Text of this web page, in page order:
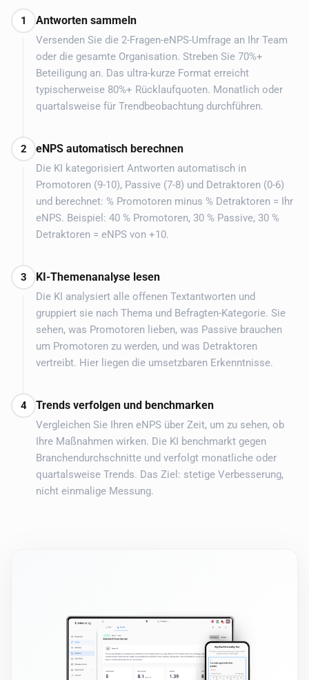
1 Antworten sammeln
Versenden Sie die 2-Fragen-eNPS-Umfrage an Ihr Team
oder die gesamte Organisation. Streben Sie 70%+
Beteiligung an. Das ultra-kurze Format erreicht
typischerweise 80%+ Rücklaufquoten. Monatlich oder
quartalsweise für Trendbeobachtung durchführen.
2 eNPS automatisch berechnen
Die KI kategorisiert Antworten automatisch in
Promotoren (9-10), Passive (7-8) und Detraktoren (0-6)
und berechnet: % Promotoren minus % Detraktoren = Ihr
eNPS. Beispiel: 40 % Promotoren, 30 % Passive, 30 %
Detraktoren = eNPS von +10.
3 KI-Themenanalyse lesen
Die KI analysiert alle offenen Textantworten und
gruppiert sie nach Thema und Befragten-Kategorie. Sie
sehen, was Promotoren lieben, was Passive brauchen
um Promotoren zu werden, und was Detraktoren
vertreibt. Hier liegen die umsetzbaren Erkenntnisse.
4 Trends verfolgen und benchmarken
Vergleichen Sie Ihren eNPS über Zeit, um zu sehen, ob
Ihre Maßnahmen wirken. Die KI benchmarkt gegen
Branchendurchschnitte und verfolgt monatliche oder
quartalsweise Trends. Das Ziel: stetige Verbesserung,
nicht einmalige Messung.